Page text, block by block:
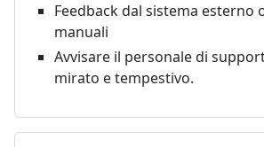
Feedback dal sistema esterno
manuali
Avvisare il personale di
mirato e tempestivo.